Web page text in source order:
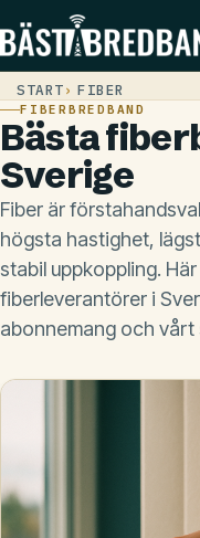
START FIBER
FIBERBREDBAND
Bästa
Sverige
Fiber är
högsta hastighet,
stabil uppkoppling.
fiberleverantörer i
abonnemang och vårt